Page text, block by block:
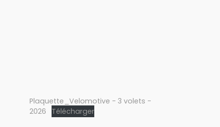
Plaquette_Velomotive - 3 volets -
2026
Télécharger